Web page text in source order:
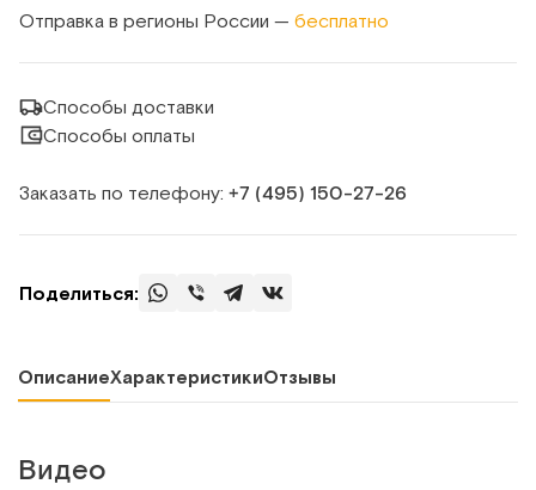
Отправка в регионы России — бесплатно
Способы доставки
Способы оплаты
Заказать по телефону: +7 (495) 150‑27‑26
Поделиться:
ОписаниеХарактеристикиОтзывы
Видео